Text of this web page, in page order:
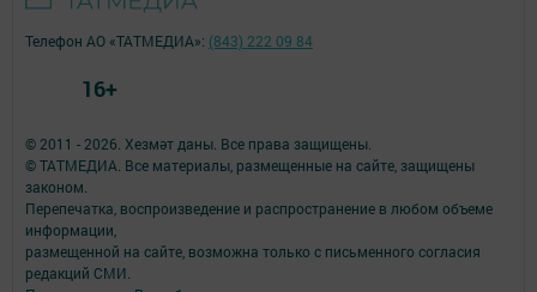
© 2011 - 2026. Хезмәт даны. Все права защищены.
© ТАТМЕДИА. Все материалы, размещенные на сайте, защищены
законом.
Перепечатка, воспроизведение и распространение в любом объеме
информации,
размещенной на сайте, возможна только с письменного согласия
редакций СМИ.
Телефон АО «ТАТМЕДИА»: (843) 222 09 84
16+